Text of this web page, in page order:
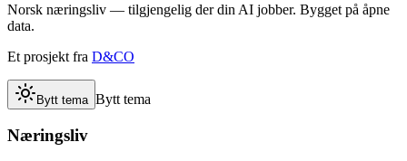
Norsk næringsliv — tilgjengelig der din AI jobber. Bygget på åpne
data.
Et prosjekt fra D&CO
Bytt tema Bytt tema
Næringsliv